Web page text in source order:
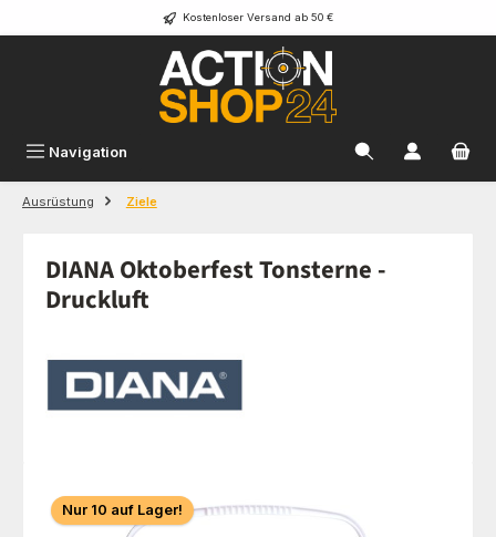
Zum Hauptinhalt springen Kostenloser Versand ab 50 €
Navigation
Ausrüstung Ziele
DIANA Oktoberfest Tonsterne -
Druckluft
Bildergalerie überspringen
Nur 10 auf Lager!